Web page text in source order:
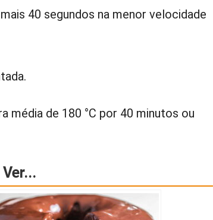
40 segundos na menor velocidade
média de 180 °C por 40 minutos ou